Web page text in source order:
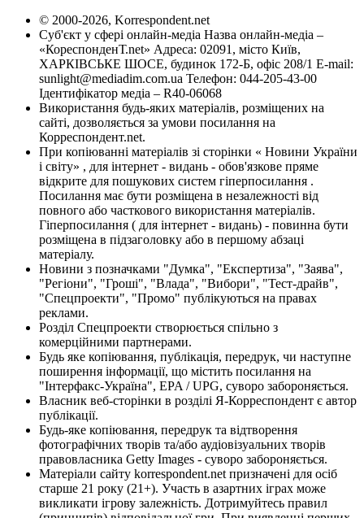
© 2000-2026, Korrespondent.net
Суб'єкт у сфері онлайн-медіа Назва онлайн-медіа –
«КореспонденТ.net» Адреса: 02091, місто Київ,
ХАРКІВСЬКЕ ШОСЕ, будинок 172-Б, офіс 208/1 E-mail:
sunlight@mediadim.com.ua Телефон: 044-205-43-00
Ідентифікатор медіа – R40-06068
Використання будь-яких матеріалів, розміщених на
сайті, дозволяється за умови посилання на
Корреспондент.net.
При копіюванні матеріалів зі сторінки « Новини України
і світу» , для інтернет - видань - обов'язкове пряме
відкрите для пошукових систем гіперпосилання .
Посилання має бути розміщена в незалежності від
повного або часткового використання матеріалів.
Гіперпосилання ( для інтернет - видань) - повинна бути
розміщена в підзаголовку або в першому абзаці
матеріалу.
Новини з позначками "Думка", "Експертиза", "Заява",
"Регіони", "Гроші", "Влада", "Вибори", "Тест-драйв",
"Спецпроекти", "Промо" публікуються на правах
реклами.
Розділ Спецпроекти створюється спільно з
комерційними партнерами.
Будь яке копіювання, публікація, передрук, чи наступне
поширення інформації, що містить посилання на
"Інтерфакс-Україна", EPA / UPG, суворо забороняється.
Власник веб-сторінки в розділі Я-Корреспондент є автор
публікації.
Будь-яке копіювання, передрук та відтворення
фотографічних творів та/або аудіовізуальних творів
правовласника Getty Images - суворо забороняється.
Матеріали сайту korrespondent.net призначені для осіб
старше 21 року (21+). Участь в азартних іграх може
викликати ігрову залежність. Дотримуйтесь правил